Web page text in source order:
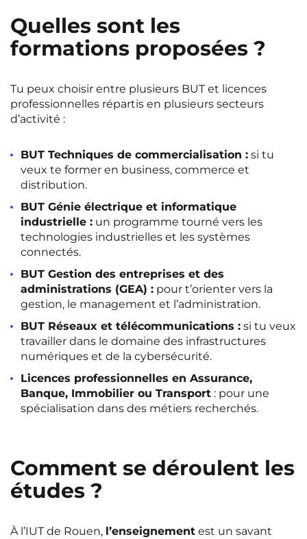
Voir toutes les villes
Nantes Nîmes
Noisy-Le-Grand Orly
Pau Reims
Saint-Denis Saint-Etienne
Saint-Ouen
Toulouse NEW! Tours
Valenciennes Vichy
Villejuif Villeneuve-d'Ascq
Quelles sont les
formations proposées ?
Tu peux choisir entre plusieurs BUT et licences
professionnelles répartis en plusieurs secteurs
d’activité :
BUT Techniques de commercialisation : si tu
veux te former en business, commerce et
distribution.
BUT Génie électrique et informatique
industrielle : un programme tourné vers les
technologies industrielles et les systèmes
connectés.
BUT Gestion des entreprises et des
administrations (GEA) : pour t’orienter vers la
gestion, le management et l’administration.
BUT Réseaux et télécommunications : si tu veux
travailler dans le domaine des infrastructures
numériques et de la cybersécurité.
Licences professionnelles en Assurance,
Banque, Immobilier ou Transport : pour une
spécialisation dans des métiers recherchés.
Comment se déroulent les
études ?
À l’IUT de Rouen, l’enseignement est un savant